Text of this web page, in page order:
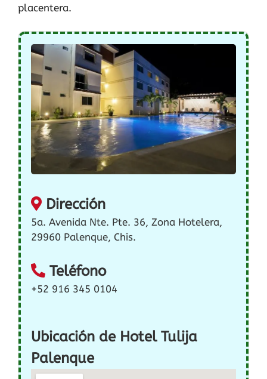
placentera.
Dirección
5a. Avenida Nte. Pte. 36, Zona Hotelera,
29960 Palenque, Chis.
Teléfono
+52 916 345 0104
Ubicación de Hotel Tulija
Palenque